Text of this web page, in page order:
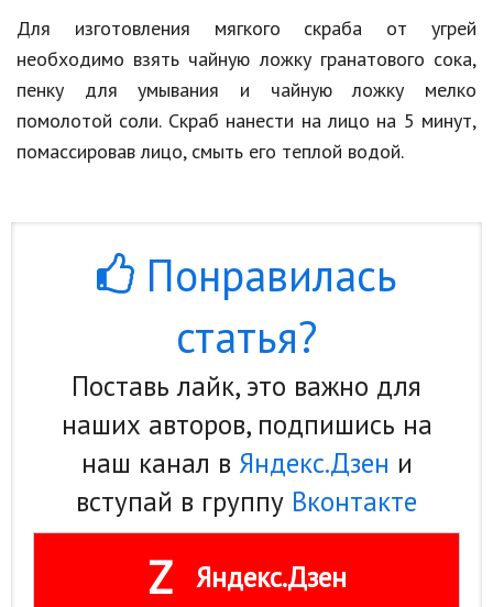
Для изготовления мягкого скраба от угрей
необходимо взять чайную ложку гранатового сока,
пенку для умывания и чайную ложку мелко
помолотой соли. Скраб нанести на лицо на 5 минут,
помассировав лицо, смыть его теплой водой.
Понравилась
статья?
Поставь лайк, это важно для
наших авторов, подпишись на
наш канал в Яндекс.Дзен и
вступай в группу Вконтакте
Z Яндекс.Дзен